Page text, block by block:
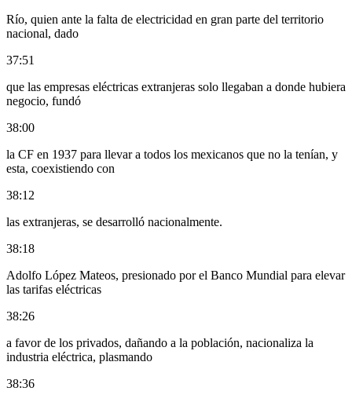
Río, quien ante la falta de electricidad en gran parte del territorio
nacional, dado
37:51
que las empresas eléctricas extranjeras solo llegaban a donde hubiera
negocio, fundó
38:00
la CF en 1937 para llevar a todos los mexicanos que no la tenían, y
esta, coexistiendo con
38:12
las extranjeras, se desarrolló nacionalmente.
38:18
Adolfo López Mateos, presionado por el Banco Mundial para elevar
las tarifas eléctricas
38:26
a favor de los privados, dañando a la población, nacionaliza la
industria eléctrica, plasmando
38:36